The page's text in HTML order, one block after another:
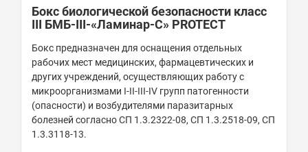
Бокс биологической безопасности класс
III БМБ-III-«Ламинар-С» PROTECT
Бокс предназначен для оснащения отдельных
рабочих мест медицинских, фармацевтических и
других учреждений, осуществляющих работу с
микроорганизмами I-II-III-IV групп патогенности
(опасности) и возбудителями паразитарных
болезней согласно СП 1.3.2322-08, СП 1.3.2518-09, СП
1.3.3118-13.